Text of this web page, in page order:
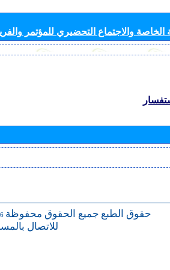
والاجتماع التحضيري للمؤتمر
حقوق الطبع جميع الحقوق محفوظة
للاتصال